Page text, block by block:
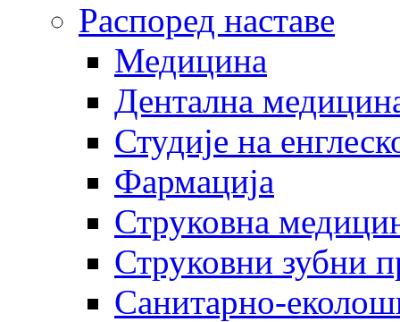
Распоред наставе
Медицина
Дентална
Студије на
Фармација
Струковна
Струковни зубни
Санитарно-